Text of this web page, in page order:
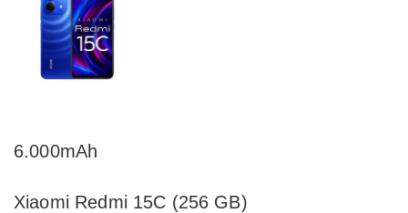
6.000mAh
Xiaomi Redmi 15C (256 GB)